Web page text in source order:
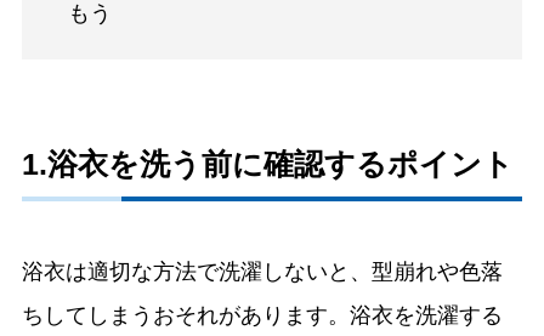
もう
1.浴衣を洗う前に確認するポイント
浴衣は適切な方法で洗濯しないと、型崩れや色落
ちしてしまうおそれがあります。浴衣を洗濯する